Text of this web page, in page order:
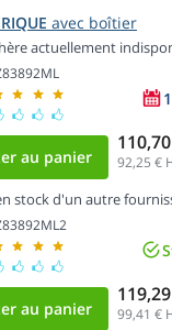
avec boîtier
actuellement
92,25 €
stock d'un autre
99,41 €